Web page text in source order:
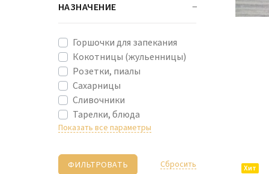
НАЗНАЧЕНИЕ
Горшочки для запекания
Кокотницы (жульенницы)
Розетки, пиалы
Сахарницы
Сливочники
Тарелки, блюда
Показать все параметры
Cбросить Хит